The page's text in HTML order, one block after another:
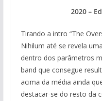
2020 –
Tirando a intro “The
Nihilum até se revela
dentro dos parâmetros
band que consegue
acima da média ainda
destacar-se do resto da